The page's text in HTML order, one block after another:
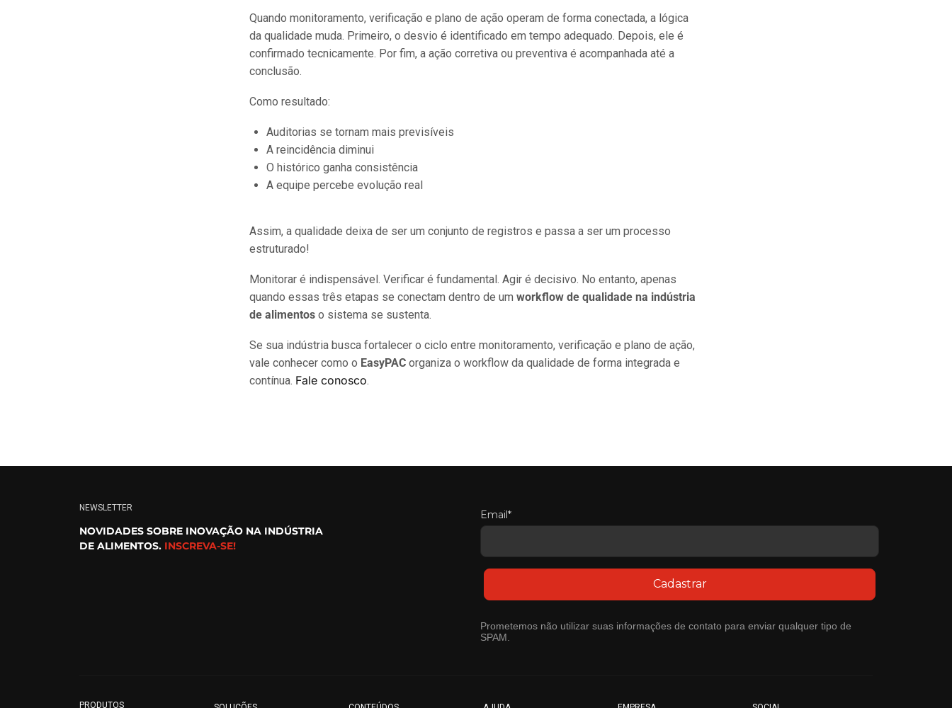
Quando monitoramento, verificação e plano de ação operam de forma conectada, a lógica
da qualidade muda. Primeiro, o desvio é identificado em tempo adequado. Depois, ele é
confirmado tecnicamente. Por fim, a ação corretiva ou preventiva é acompanhada até a
conclusão.
Como resultado:
Auditorias se tornam mais previsíveis
A reincidência diminui
O histórico ganha consistência
A equipe percebe evolução real
Assim, a qualidade deixa de ser um conjunto de registros e passa a ser um processo
estruturado!
Monitorar é indispensável. Verificar é fundamental. Agir é decisivo. No entanto, apenas
quando essas três etapas se conectam dentro de um workflow de qualidade na indústria
de alimentos o sistema se sustenta.
Se sua indústria busca fortalecer o ciclo entre monitoramento, verificação e plano de ação,
vale conhecer como o EasyPAC organiza o workflow da qualidade de forma integrada e
contínua. Fale conosco.
NEWSLETTER
NOVIDADES SOBRE INOVAÇÃO NA INDÚSTRIA
DE ALIMENTOS. INSCREVA-SE!
Email*
Cadastrar
Prometemos não utilizar suas informações de contato para enviar qualquer tipo de
SPAM.
PRODUTOS